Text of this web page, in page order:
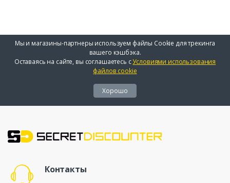
Мы и магазины-партнеры используем файлы Cookie для трекинга
вашего кэшбэка.
Оставаясь на сайте, вы соглашаетесь сУсловиями использования
файлов cookie
Хорошо
Контакты